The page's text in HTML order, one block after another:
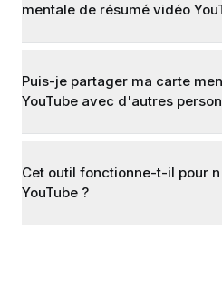
mentale de résumé vidéo
Puis-je partager ma carte
YouTube avec d'autres
Cet outil fonctionne-t-il pour
YouTube ?